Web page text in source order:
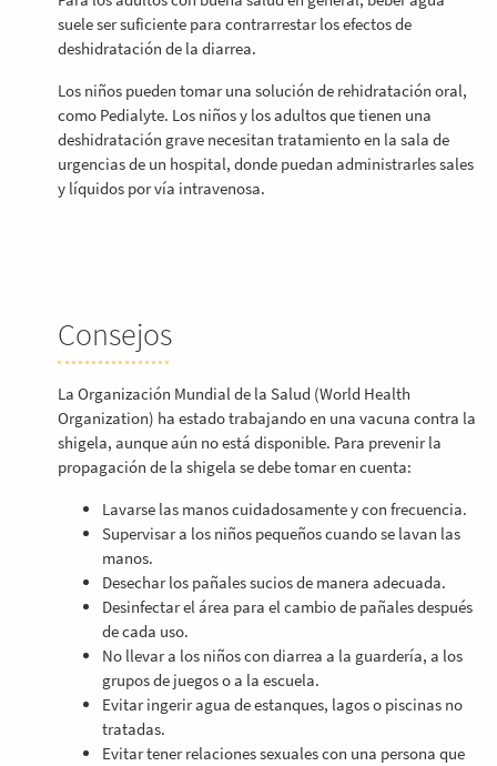
suele ser suficiente para contrarrestar los efectos de
deshidratación de la diarrea.
Los niños pueden tomar una solución de rehidratación oral,
como Pedialyte. Los niños y los adultos que tienen una
deshidratación grave necesitan tratamiento en la sala de
urgencias de un hospital, donde puedan administrarles sales
y líquidos por vía intravenosa.
Consejos
La Organización Mundial de la Salud (World Health
Organization) ha estado trabajando en una vacuna contra la
shigela, aunque aún no está disponible. Para prevenir la
propagación de la shigela se debe tomar en cuenta:
Lavarse las manos cuidadosamente y con frecuencia.
Supervisar a los niños pequeños cuando se lavan las
manos.
Desechar los pañales sucios de manera adecuada.
Desinfectar el área para el cambio de pañales después
de cada uso.
No llevar a los niños con diarrea a la guardería, a los
grupos de juegos o a la escuela.
Evitar ingerir agua de estanques, lagos o piscinas no
tratadas.
Evitar tener relaciones sexuales con una persona que